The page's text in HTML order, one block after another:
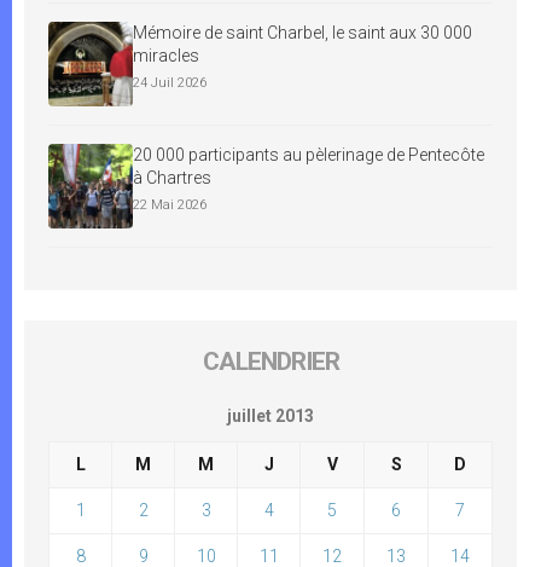
Mémoire de saint Charbel, le saint aux 30 000
miracles
24 Juil 2026
20 000 participants au pèlerinage de Pentecôte
à Chartres
22 Mai 2026
CALENDRIER
juillet 2013
L M M J V S D
1 2 3 4 5 6 7
8 9 10 11 12 13 14